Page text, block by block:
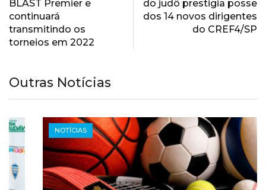
BLAST Premier e
continuará
transmitindo os
torneios em 2022
do judô prestigia posse
dos 14 novos dirigentes
do CREF4/SP
Outras Notícias
NOTÍCIAS